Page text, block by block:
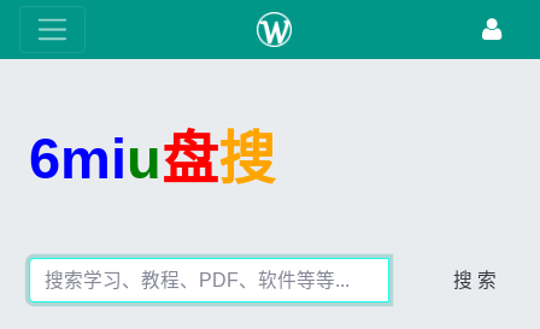
6miu盘搜
搜 索